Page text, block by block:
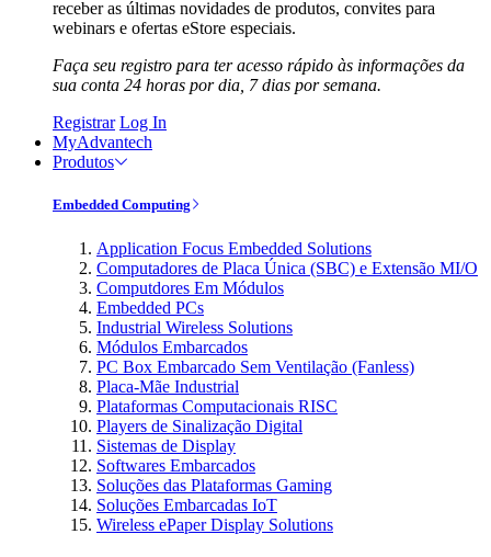
receber as últimas novidades de produtos, convites para
webinars e ofertas eStore especiais.
Faça seu registro para ter acesso rápido às informações da
sua conta 24 horas por dia, 7 dias por semana.
Registrar Log In
MyAdvantech
Produtos
Embedded Computing
Application Focus Embedded Solutions
Computadores de Placa Única (SBC) e Extensão MI/O
Computdores Em Módulos
Embedded PCs
Industrial Wireless Solutions
Módulos Embarcados
PC Box Embarcado Sem Ventilação (Fanless)
Placa-Mãe Industrial
Plataformas Computacionais RISC
Players de Sinalização Digital
Sistemas de Display
Softwares Embarcados
Soluções das Plataformas Gaming
Soluções Embarcadas IoT
Wireless ePaper Display Solutions